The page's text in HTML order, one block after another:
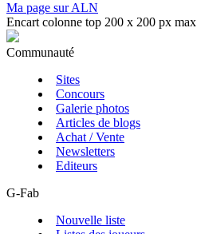
Ma page sur ALN
Encart colonne top 200 x 200 px max
Communauté
Sites
Concours
Galerie photos
Articles de blogs
Achat / Vente
Newsletters
Editeurs
G-Fab
Nouvelle liste